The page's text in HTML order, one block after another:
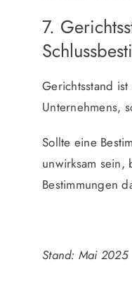
7.
Gerichtsstand
Unternehmens,
Sollte eine
unwirksam
Bestimmungen
Stand: Mai 2025